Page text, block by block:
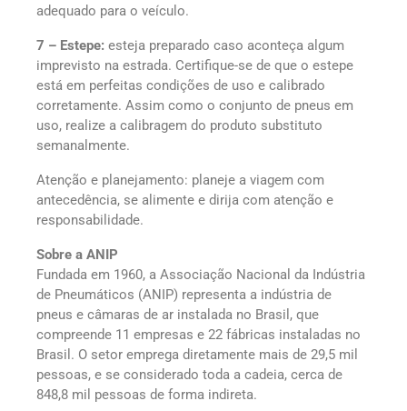
adequado para o veículo.
7 – Estepe: esteja preparado caso aconteça algum
imprevisto na estrada. Certifique-se de que o estepe
está em perfeitas condições de uso e calibrado
corretamente. Assim como o conjunto de pneus em
uso, realize a calibragem do produto substituto
semanalmente.
Atenção e planejamento: planeje a viagem com
antecedência, se alimente e dirija com atenção e
responsabilidade.
Sobre a ANIP
Fundada em 1960, a Associação Nacional da Indústria
de Pneumáticos (ANIP) representa a indústria de
pneus e câmaras de ar instalada no Brasil, que
compreende 11 empresas e 22 fábricas instaladas no
Brasil. O setor emprega diretamente mais de 29,5 mil
pessoas, e se considerado toda a cadeia, cerca de
848,8 mil pessoas de forma indireta.